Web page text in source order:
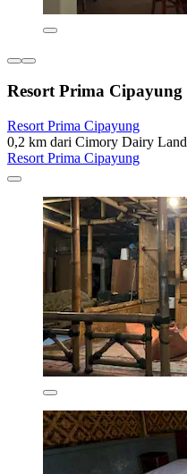
Resort Prima Cipayung
Resort Prima Cipayung
0,2 km dari Cimory Dairy Land
Resort Prima Cipayung